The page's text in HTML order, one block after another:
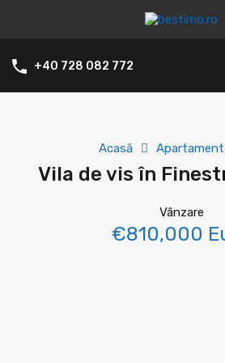
+40 728 082 772
Acasă Apartament
Vila de vis în
Vânzare
€810,000